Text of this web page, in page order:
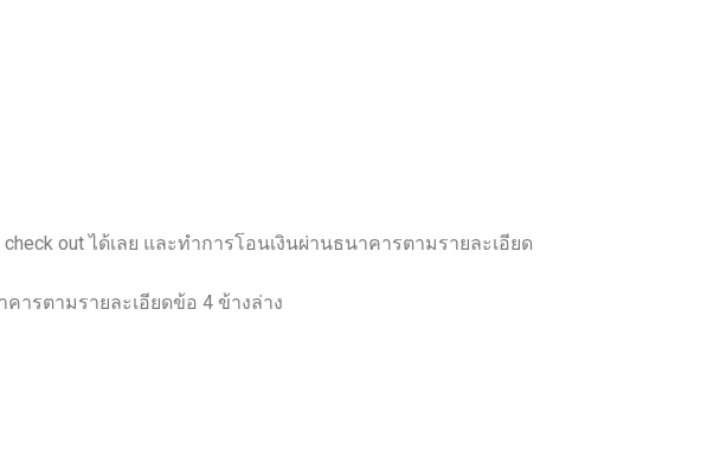
out ได้เลย และทำการโอนเงินผ่านธนาคารตามรายละเอียด
ารตามรายละเอียดข้อ 4 ข้างล่าง